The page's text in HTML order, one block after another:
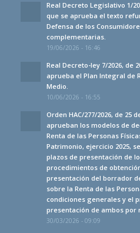
Real Decreto Legislativo 1/
que se aprueba el texto
Defensa de los
complementarias.
19/06/2026 - 16:46
Real Decreto-ley 7/2026, de
aprueba el Plan Integral de
Medio.
10/06/2026 - 16:55
Orden HAC/277/2026, de 25
aprueban los modelos de
Renta de las Personas
Patrimonio, ejercicio 2025,
plazos de presentación de
procedimientos de
presentación del borrador
sobre la Renta de las
condiciones generales y el
presentación de ambos por
30/03/2026 - 09:09